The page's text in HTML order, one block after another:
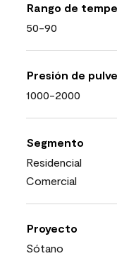
Rango de
50-90
Presión de
1000-2000
Segmento
Residencial
Comercial
Proyecto
Sótano